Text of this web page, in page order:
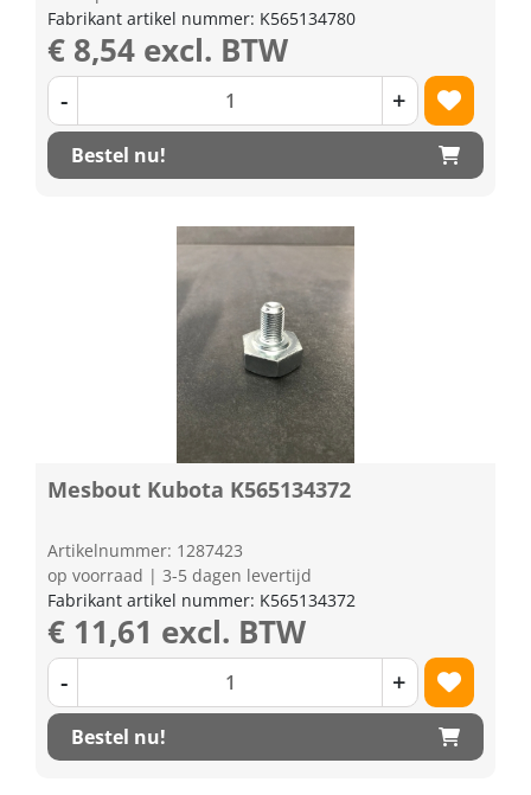
Fabrikant artikel nummer: K565134780
€ 8,54 excl. BTW
- +
Bestel nu!
Mesbout Kubota K565134372
Artikelnummer: 1287423
op voorraad | 3-5 dagen levertijd
Fabrikant artikel nummer: K565134372
€ 11,61 excl. BTW
- +
Bestel nu!